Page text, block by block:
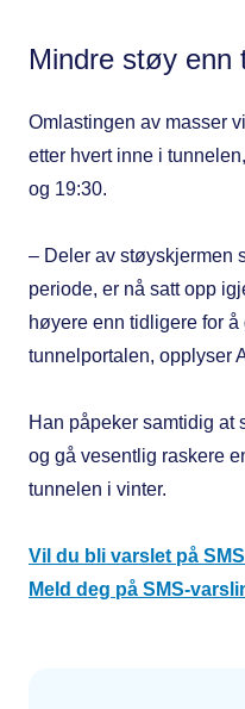
Mindre støy enn
Omlastingen av masser
etter hvert inne i
og 19:30.
– Deler av støyskjermen
periode, er nå satt opp
høyere enn tidligere for
tunnelportalen, opplyser
Han påpeker samtidig at
og gå vesentlig raskere
tunnelen i vinter.
Vil du bli varslet på
Meld deg på SMS-